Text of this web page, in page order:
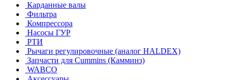
Карданные валы
Фильтра
Компрессора
Насосы ГУР
РТИ
Рычаги регулировочные (аналог HALDEX)
Запчасти для Cummins (Камминз)
WABCO